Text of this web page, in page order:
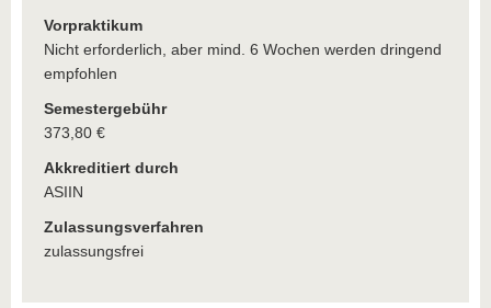
Vorpraktikum
Nicht erforderlich, aber mind. 6 Wochen werden dringend
empfohlen
Semestergebühr
373,80 €
Akkreditiert durch
ASIIN
Zulassungsverfahren
zulassungsfrei